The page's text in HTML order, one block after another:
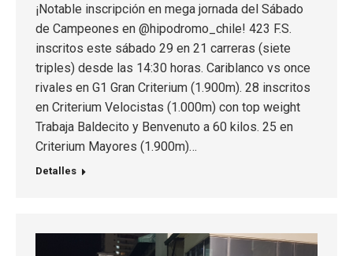
¡Notable inscripción en mega jornada del Sábado
de Campeones en @hipodromo_chile! 423 F.S.
inscritos este sábado 29 en 21 carreras (siete
triples) desde las 14:30 horas. Cariblanco vs once
rivales en G1 Gran Criterium (1.900m). 28 inscritos
en Criterium Velocistas (1.000m) con top weight
Trabaja Baldecito y Benvenuto a 60 kilos. 25 en
Criterium Mayores (1.900m)…
Detalles